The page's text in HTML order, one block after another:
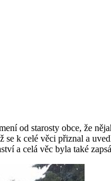
od starosty obce, že
se k celé věci přiznal a
a celá věc byla také